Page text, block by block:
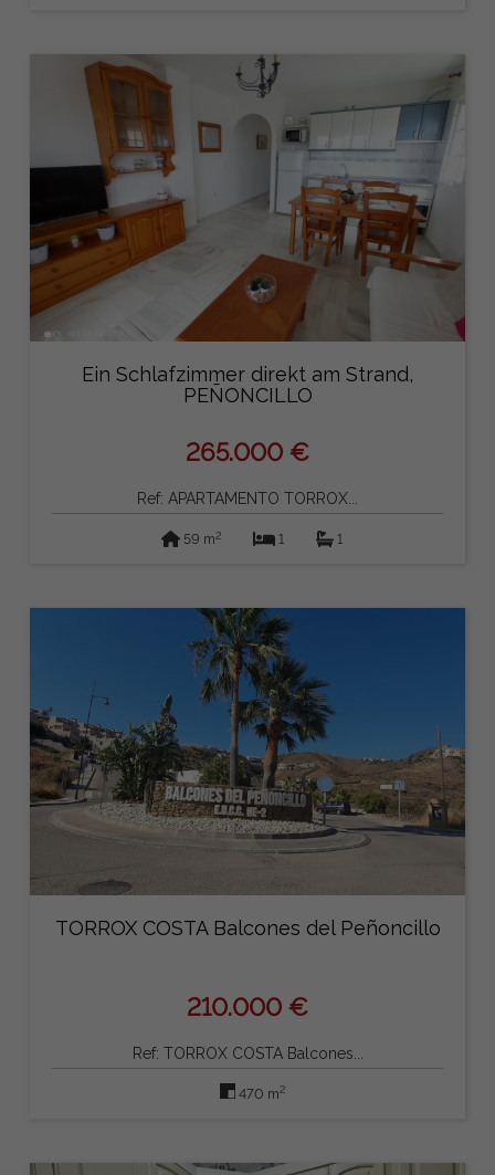
Ein Schlafzimmer direkt am Strand,
PEÑONCILLO
265.000 €
Ref: APARTAMENTO TORROX...
59 m2 1 1
TORROX COSTA Balcones del Peñoncillo
210.000 €
Ref: TORROX COSTA Balcones...
470 m2